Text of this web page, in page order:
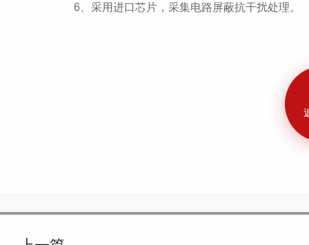
6、采用进口芯片，采集电路屏蔽抗干扰处理。